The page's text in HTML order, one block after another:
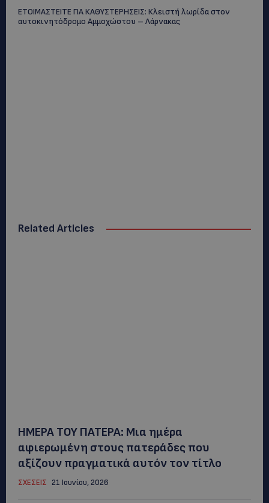
ΕΤΟΙΜΑΣΤΕΙΤΕ ΓΙΑ ΚΑΘΥΣΤΕΡΗΣΕΙΣ: Κλειστή λωρίδα στον
αυτοκινητόδρομο Αμμοχώστου – Λάρνακας
Related Articles
ΗΜΕΡΑ ΤΟΥ ΠΑΤΕΡΑ: Μια ημέρα
αφιερωμένη στους πατεράδες που
αξίζουν πραγματικά αυτόν τον τίτλο
ΣΧΕΣΕΙΣ 21 Ιουνίου, 2026